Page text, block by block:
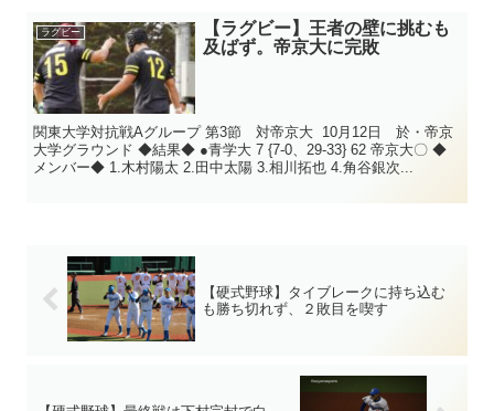
ラグビー
【ラグビー】王者の壁に挑むも
及ばず。帝京大に完敗
関東大学対抗戦Aグループ 第3節 対帝京大 10月12日 於・帝京
大学グラウンド ◆結果◆ ●青学大 7 {7-0、29-33} 62 帝京大〇 ◆
メンバー◆ 1.木村陽太 2.田中太陽 3.相川拓也 4.角谷銀次...
【硬式野球】タイブレークに持ち込む
も勝ち切れず、２敗目を喫す